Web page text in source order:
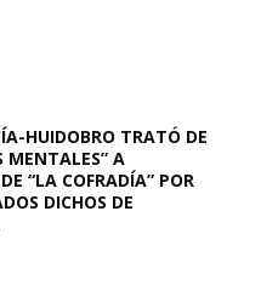
HUIDOBRO TRATÓ DE
MENTALES” A
“LA COFRADÍA” POR
DICHOS DE